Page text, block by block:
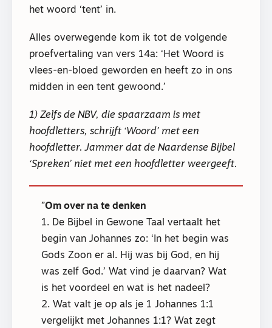
het woord ‘tent’ in.
Alles overwegende kom ik tot de volgende
proefvertaling van vers 14a: ‘Het Woord is
vlees-en-bloed geworden en heeft zo in ons
midden in een tent gewoond.’
1) Zelfs de NBV, die spaarzaam is met
hoofdletters, schrijft ‘Woord’ met een
hoofdletter. Jammer dat de Naardense Bijbel
‘Spreken’ niet met een hoofdletter weergeeft.
Om over na te denken
1. De Bijbel in Gewone Taal vertaalt het
begin van Johannes zo: ‘In het begin was
Gods Zoon er al. Hij was bij God, en hij
was zelf God.’ Wat vind je daarvan? Wat
is het voordeel en wat is het nadeel?
2. Wat valt je op als je 1 Johannes 1:1
vergelijkt met Johannes 1:1? Wat zegt